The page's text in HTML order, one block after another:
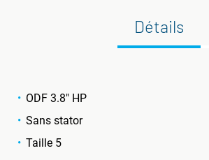
Détails
ODF 3.8" HP
Sans stator
Taille 5